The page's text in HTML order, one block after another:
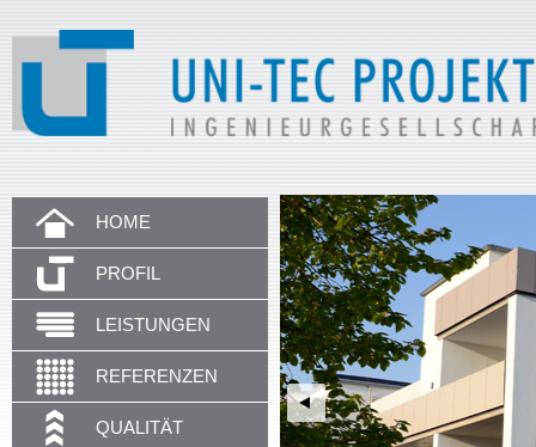
HOME
PROFIL
LEISTUNGEN
REFERENZEN
QUALITÄT